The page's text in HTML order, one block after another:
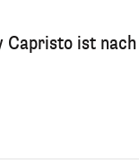
ist